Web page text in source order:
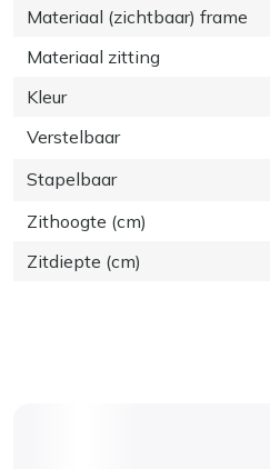
Materiaal (zichtbaar) frame
Materiaal zitting
Kleur
Verstelbaar
Stapelbaar
Zithoogte (cm)
Zitdiepte (cm)